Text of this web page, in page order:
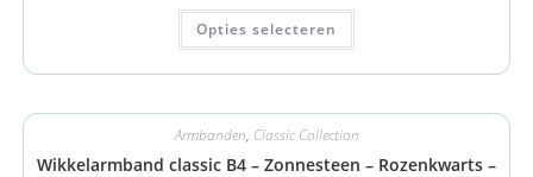
Opties selecteren
Armbanden, Classic Collection
Wikkelarmband classic B4 – Zonnesteen – Rozenkwarts –